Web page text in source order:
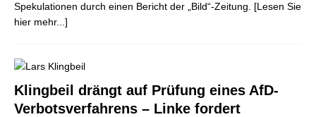
Spekulationen durch einen Bericht der „Bild“-Zeitung. [Lesen Sie
hier mehr...]
Klingbeil drängt auf Prüfung eines AfD-
Verbotsverfahrens – Linke fordert